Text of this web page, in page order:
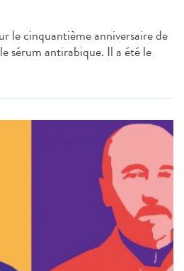
le cinquantième anniversaire de
sérum antirabique. Il a été le